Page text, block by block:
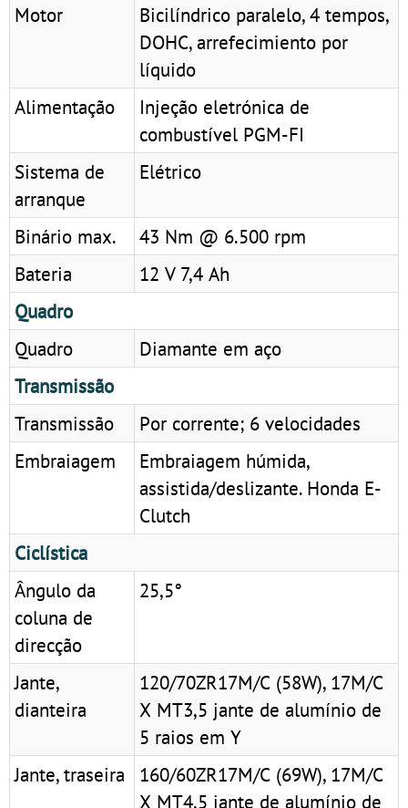
Motor
Bicilíndrico paralelo, 4 tempos,
DOHC, arrefecimiento por
líquido
Alimentação
Injeção eletrónica de
combustível PGM-FI
Sistema de
arranque
Elétrico
Binário max.
43 Nm @ 6.500 rpm
Bateria
12 V 7,4 Ah
Quadro
Quadro
Diamante em aço
Transmissão
Transmissão
Por corrente; 6 velocidades
Embraiagem
Embraiagem húmida,
assistida/deslizante. Honda E-
Clutch
Ciclística
Ângulo da
coluna de
direcção
25,5°
Jante,
dianteira
120/70ZR17M/C (58W), 17M/C
X MT3,5 jante de alumínio de
5 raios em Y
Jante, traseira
160/60ZR17M/C (69W), 17M/C
X MT4,5 jante de alumínio de